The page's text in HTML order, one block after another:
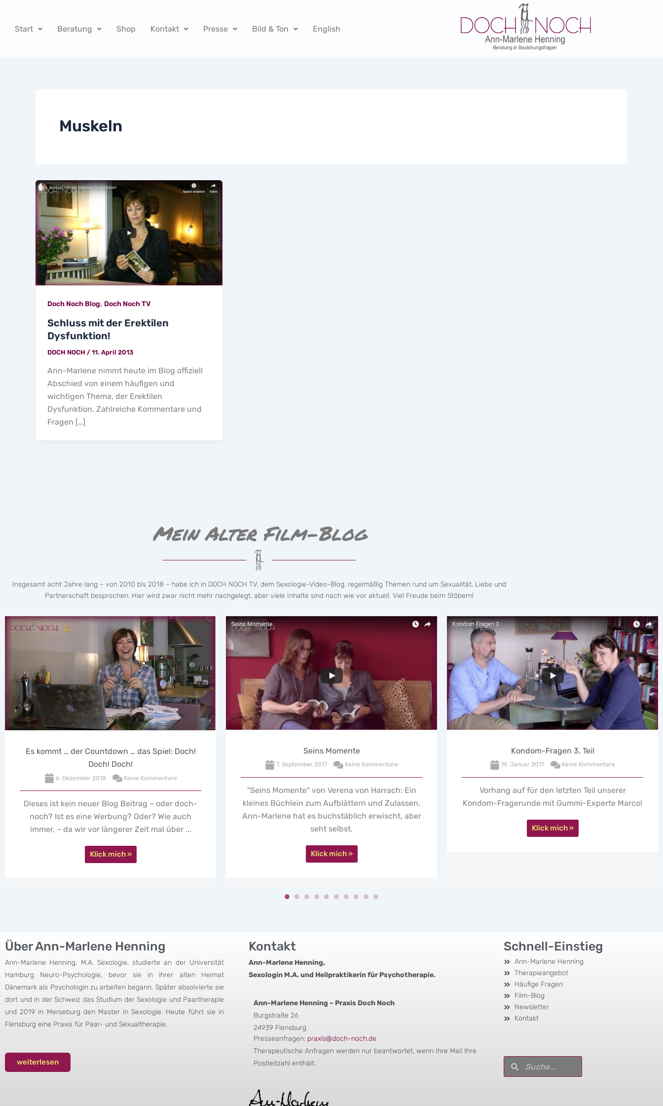
springen
Start Beratung Shop Kontakt Presse Bild & Ton English
Muskeln
Doch Noch Blog, Doch Noch TV
Schluss mit der Erektilen
Dysfunktion!
DOCH NOCH / 11. April 2013
Ann-Marlene nimmt heute im Blog offiziell
Abschied von einem häufigen und
wichtigen Thema, der Erektilen
Dysfunktion. Zahlreiche Kommentare und
Fragen […]
Mein Alter Film-Blog
Insgesamt acht Jahre lang – von 2010 bis 2018 – habe ich in DOCH NOCH TV, dem Sexologie-Video-Blog, regelmäßig Themen rund um Sexualität, Liebe und
Partnerschaft besprochen. Hier wird zwar nicht mehr nachgelegt, aber viele Inhalte sind nach wie vor aktuell. Viel Freude beim Stöbern!
Es kommt … der Countdown … das Spiel: Doch!
Doch! Doch!
6. Dezember 2018 Keine Kommentare
Dieses ist kein neuer Blog Beitrag – oder doch-
noch? Ist es eine Werbung? Oder? Wie auch
immer, – da wir vor längerer Zeit mal über ...
Klick mich »
Seins Momente
7. September 2017 Keine Kommentare
"Seins Momente" von Verena von Harrach: Ein
kleines Büchlein zum Aufblättern und Zulassen.
Ann-Marlene hat es buchstäblich erwischt, aber
seht selbst.
Klick mich »
Kondom-Fragen 3. Teil
19. Januar 2017 Keine Kommentare
Vorhang auf für den letzten Teil unserer
Kondom-Fragerunde mit Gummi-Experte Marco!
Klick mich »
Über Ann-Marlene Henning
Ann-Marlene Henning, M.A. Sexologie, studierte an der Universität
Hamburg Neuro-Psychologie, bevor sie in ihrer alten Heimat
Dänemark als Psychologin zu arbeiten begann. Später absolvierte sie
dort und in der Schweiz das Studium der Sexologie und Paartherapie
und 2019 in Merseburg den Master in Sexologie. Heute führt sie in
Flensburg eine Praxis für Paar- und Sexualtherapie.
weiterlesen
Kontakt
Ann-Marlene Henning,
Sexologin M.A. und Heilpraktikerin für Psychotherapie.
Ann-Marlene Henning – Praxis Doch Noch
Burgstraße 26
24939 Flensburg
Presseanfragen: praxis@doch-noch.de
Therapeutische Anfragen werden nur beantwortet, wenn Ihre Mail Ihre
Postleitzahl enthält.
Schnell-Einstieg
Ann-Marlene Henning
Therapieangebot
Häufige Fragen
Film-Blog
Newsletter
Kontakt
Suche